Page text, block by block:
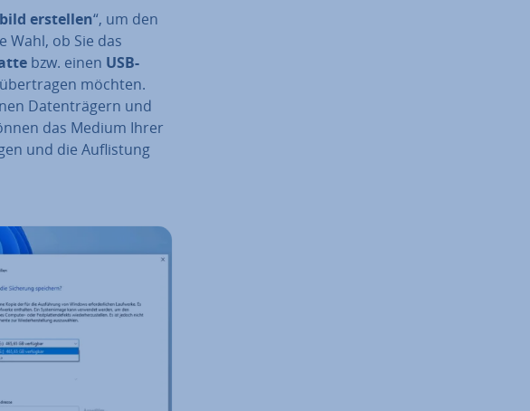
erstellen“, um den
Wahl, ob Sie das
bzw. einen USB-
über­tra­gen möchten.
Da­ten­trä­gern und
das Medium Ihrer
und die Auf­lis­tung